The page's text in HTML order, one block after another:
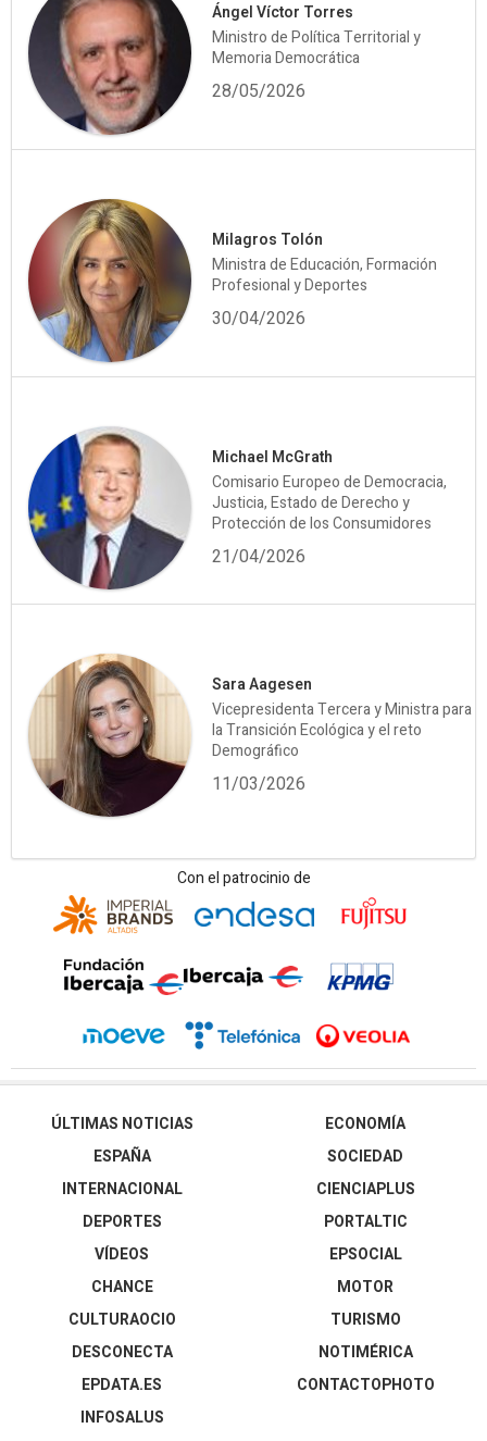
Ángel Víctor Torres
Ministro de Política Territorial y
Memoria Democrática
28/05/2026
Milagros Tolón
Ministra de Educación, Formación
Profesional y Deportes
30/04/2026
Michael McGrath
Comisario Europeo de Democracia,
Justicia, Estado de Derecho y
Protección de los Consumidores
21/04/2026
Sara Aagesen
Vicepresidenta Tercera y Ministra para
la Transición Ecológica y el reto
Demográfico
11/03/2026
Con el patrocinio de
ÚLTIMAS NOTICIAS
ESPAÑA
INTERNACIONAL
DEPORTES
VÍDEOS
ECONOMÍA
SOCIEDAD
CIENCIAPLUS
PORTALTIC
EPSOCIAL
CHANCE
CULTURAOCIO
DESCONECTA
EPDATA.ES
INFOSALUS
MOTOR
TURISMO
NOTIMÉRICA
CONTACTOPHOTO